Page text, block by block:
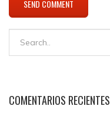
COMENTARIOS RECIENTES